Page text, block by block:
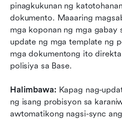
pinagkukunan ng
dokumento. Maaaring
mga koponan ng mga gabay
update ng mga template ng
mga dokumentong ito
polisiya sa Base.
Halimbawa: Kapag nag-
ng isang probisyon sa
awtomatikong nagsi-sync